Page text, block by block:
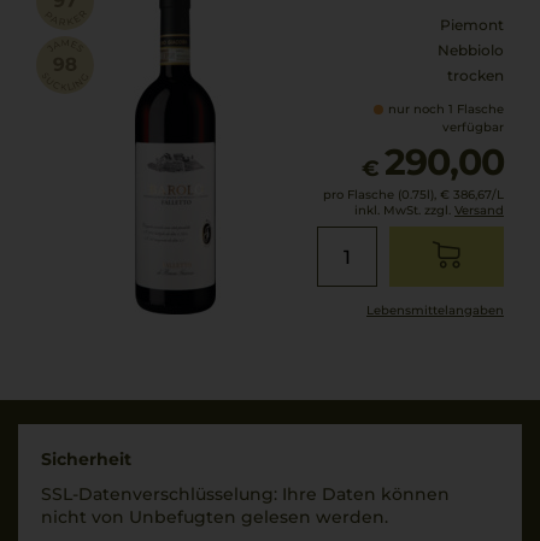
Piemont
Nebbiolo
trocken
nur noch 1 Flasche
verfügbar
€ 290,00
pro Flasche (0.75l), € 386,67/L
inkl. MwSt. zzgl. Versand
Lebensmittel­angaben
Sicherheit
SSL-Daten­verschlüs­selung: Ihre Daten können
nicht von Unbe­fugten gelesen werden.